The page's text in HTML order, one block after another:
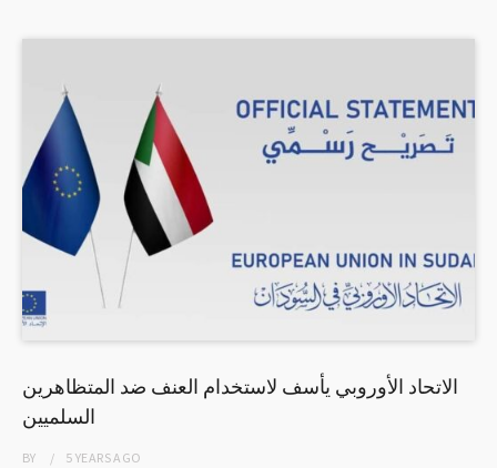
الاتحاد الأوروبي يأسف لاستخدام العنف ضد المتظاهرين
السلميين
BY 5 YEARSAGO